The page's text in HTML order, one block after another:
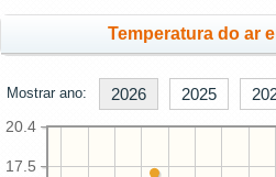
Temperatura do ar
Mostrar ano: 2026 2025
17.5
20.4